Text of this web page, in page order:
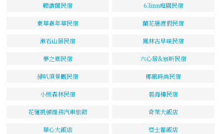
聽濤閣民宿 63inn庭園民宿
東華嘉年華民宿 蘭花厝渡假民宿
漱石山居民宿 鳳林古早味民宿
夢之鄉民宿 六心居&宸昕民宿
掃叭頂景觀民宿 椰風時尚民宿
小熊森林民宿 碧海樓民宿
花蓮凱頓商務汽車旅館 奇萊大飯店
華心大飯店 亞士都飯店